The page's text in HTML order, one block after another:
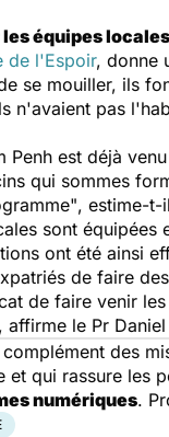
équipes
de l'Espoir, donne
se mouiller, ils
n'avaient pas
Penh est déjà
qui sommes
, estime-t-
sont
ont été ainsi
de faire
de faire venir
affirme le Pr
des
qui rassure les
numériques.